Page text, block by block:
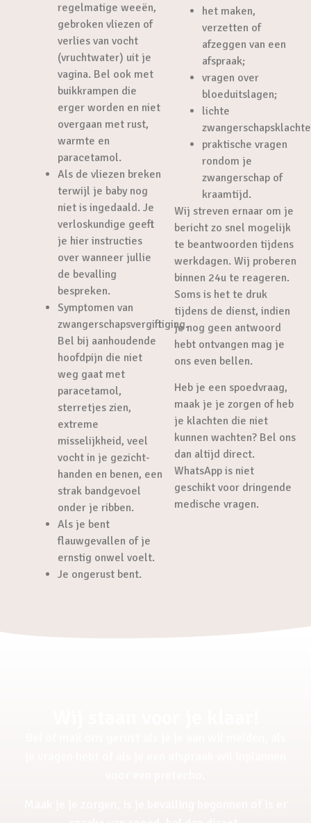
regelmatige weeën,
gebroken vliezen of
verlies van vocht
(vruchtwater) uit je
vagina. Bel ook met
buikkrampen die
erger worden en niet
overgaan met rust,
warmte en
paracetamol.
Als de vliezen breken
terwijl je baby nog
niet is ingedaald. Je
verloskundige geeft
je hier instructies
over wanneer jullie
de bevalling
bespreken.
Symptomen van
zwangerschapsvergiftiging.
Bel bij aanhoudende
hoofdpijn die niet
weg gaat met
paracetamol,
sterretjes zien,
extreme
misselijkheid, veel
vocht in je gezicht-
handen en benen, een
strak bandgevoel
onder je ribben.
Als je bent
flauwgevallen of je
ernstig onwel voelt.
Je ongerust bent.
het maken,
verzetten of
afzeggen van een
afspraak;
vragen over
bloeduitslagen;
lichte
praktische vragen
rondom je
zwangerschap of
kraamtijd.
Wij streven ernaar om je
bericht zo snel mogelijk
te beantwoorden tijdens
werkdagen. Wij proberen
binnen 24u te reageren.
Soms is het te druk
tijdens de dienst, indien
je nog geen antwoord
hebt ontvangen mag je
ons even bellen.
Heb je een spoedvraag,
maak je je zorgen of heb
je klachten die niet
kunnen wachten? Bel ons
dan altijd direct.
WhatsApp is niet
geschikt voor dringende
medische vragen.